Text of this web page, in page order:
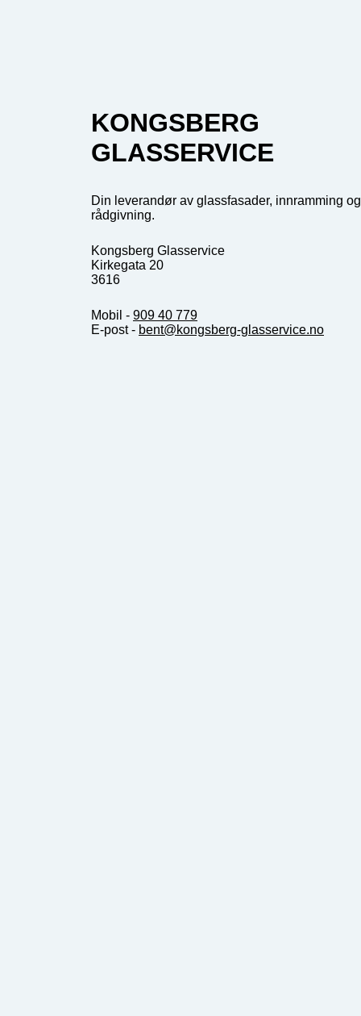
KONGSBERG
GLASSERVICE
Din leverandør av glassfasader, innramming og
rådgivning.
Kongsberg Glasservice
Kirkegata 20
3616
Mobil - 909 40 779
E-post - bent@kongsberg-glasservice.no